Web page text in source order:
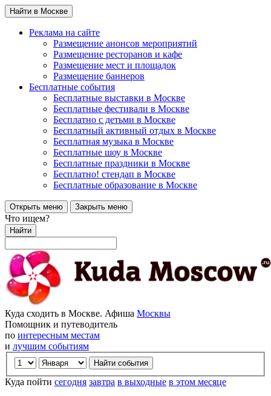
Найти в Москве
Реклама на сайте
Размещение анонсов мероприятий
Размещение ресторанов и кафе
Размещение мест и площадок
Размещение баннеров
Бесплатные события
Бесплатные выставки в Москве
Бесплатные фестивали в Москве
Бесплатно с детьми в Москве
Бесплатный активный отдых в Москве
Бесплатная музыка в Москве
Бесплатные шоу в Москве
Бесплатные праздники в Москве
Бесплатно! стендап в Москве
Бесплатные образование в Москве
Открыть меню Закрыть меню
Что ищем?
Найти
Куда сходить в Москве. Афиша Москвы
Помощник и путеводитель
по интересным местам
и лучшим событиям
Куда пойти сегодня завтра в выходные в этом месяце